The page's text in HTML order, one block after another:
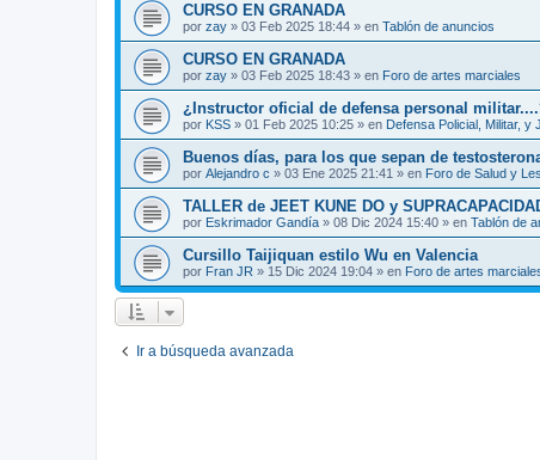
CURSO EN GRANADA
por zay » 03 Feb 2025 18:44 » en Tablón de anuncios
CURSO EN GRANADA
por zay » 03 Feb 2025 18:43 » en Foro de artes marciales
¿Instructor oficial de defensa personal
por KSS » 01 Feb 2025 10:25 » en Defensa Policial, Militar, y
Buenos días, para los que sepan de
por Alejandro c » 03 Ene 2025 21:41 » en Foro de Salud y
TALLER de JEET KUNE DO y
por Eskrimador Gandía » 08 Dic 2024 15:40 » en Tablón de
Cursillo Taijiquan estilo Wu en Valencia
por Fran JR » 15 Dic 2024 19:04 » en Foro de artes
Ir a búsqueda avanzada